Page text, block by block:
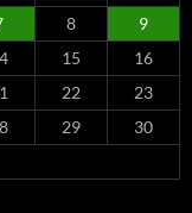
8
9
15
16
22
23
29
30